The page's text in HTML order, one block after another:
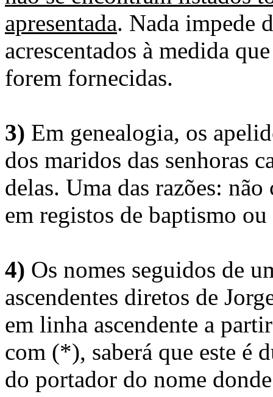
apresentada. Nada impede
acrescentados à medida
forem fornecidas.
3) Em genealogia, os
dos maridos das senhoras
delas. Uma das razões:
em registos de baptismo
4) Os nomes seguidos de
ascendentes diretos de
em linha ascendente a
com (*), saberá que este é
do portador do nome